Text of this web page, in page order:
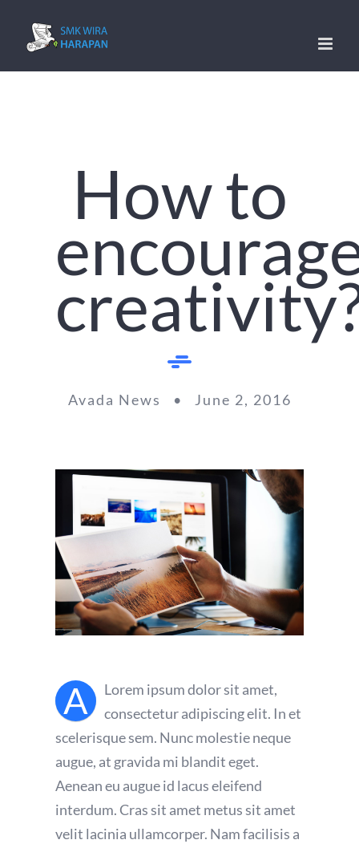
How to
Avada News • June 2, 2016
A
Lorem ipsum dolor sit amet,
consectetur adipiscing elit. In et
scelerisque sem. Nunc molestie neque
augue, at gravida mi blandit eget.
Aenean eu augue id lacus eleifend
interdum. Cras sit amet metus sit amet
velit lacinia ullamcorper. Nam facilisis a